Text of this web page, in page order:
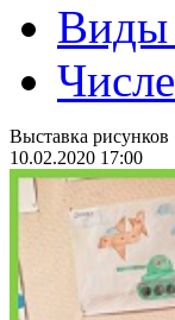
Виды
Выставка
10.02.2020 17:00